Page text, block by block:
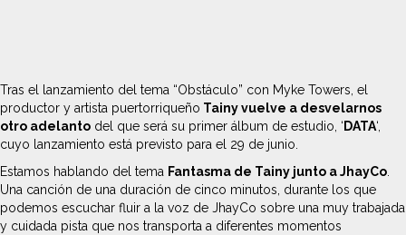
Tras el lanzamiento del tema “Obstáculo” con Myke Towers, el
productor y artista puertorriqueño Tainy vuelve a desvelarnos
otro adelanto del que será su primer álbum de estudio, ‘ DATA‘,
cuyo lanzamiento está previsto para el 29 de junio.
Estamos hablando del tema Fantasma de Tainy junto a JhayCo.
Una canción de una duración de cinco minutos, durante los que
podemos escuchar fluir a la voz de JhayCo sobre una muy trabajada
y cuidada pista que nos transporta a diferentes momentos